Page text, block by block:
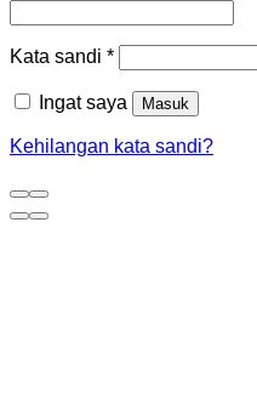
Kata sandi *
Ingat saya Masuk
Kehilangan kata sandi?